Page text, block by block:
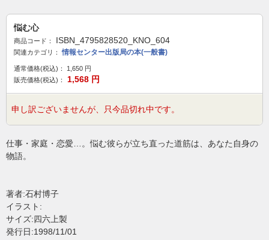
悩む心
商品コード： ISBN_4795828520_KNO_604
関連カテゴリ： 情報センター出版局の本(一般書)
通常価格(税込)： 1,650 円
販売価格(税込)：
1,568 円
申し訳ございませんが、只今品切れ中です。
仕事・家庭・恋愛…。悩む彼らが立ち直った道筋は、あなた自身の
物語。
著者:石村博子
イラスト:
サイズ:四六上製
発行日:1998/11/01